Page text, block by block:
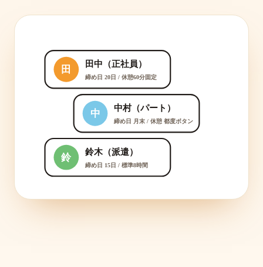
田
田中（正社員）
締め日 20日 / 休憩60分固定
中 中村（パート）
締め日 月末 / 休憩 都度ボタン
鈴
鈴木（派遣）
締め日 15日 / 標準8時間